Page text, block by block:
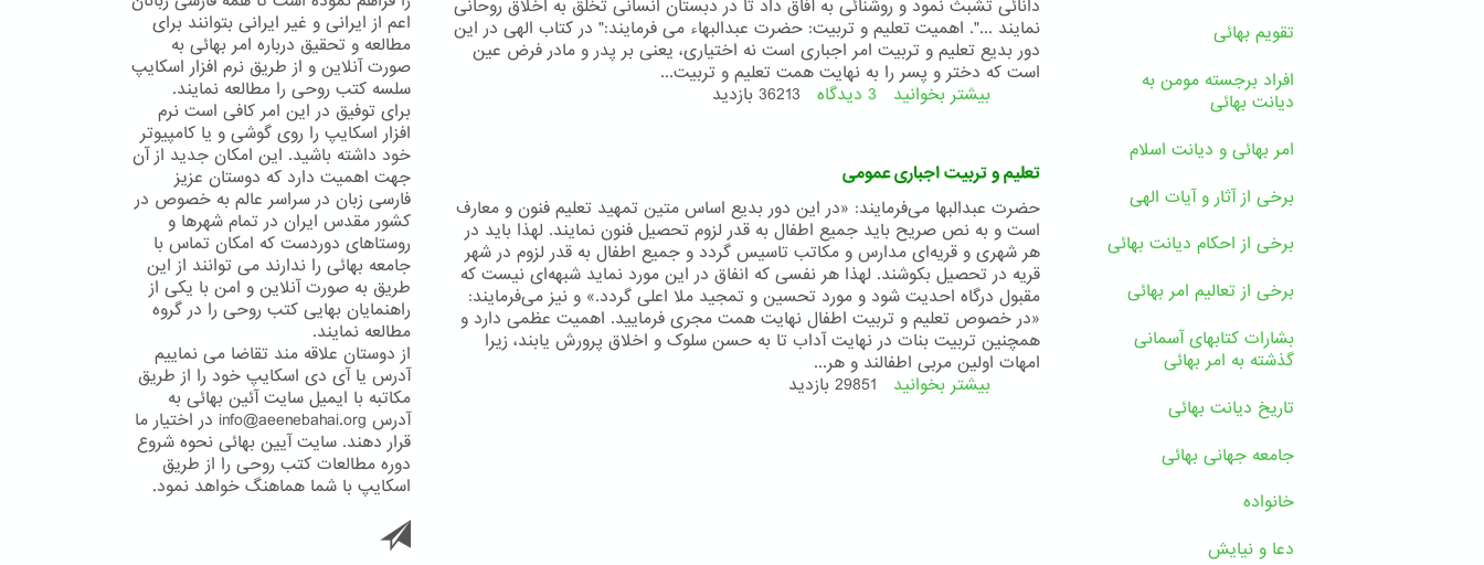
دانائی تشبث نمود و روشنائی به آفاق داد تا در دبستان انسانی تخلق به اخلاق روحانی
نمایند ...". اهمیت تعلیم و تربیت: حضرت عبدالبهاء می فرمایند:" در کتاب الهی در این
دور بدیع تعلیم و تربیت امر اجباری است نه اختیاری، یعنی بر پدر و مادر فرض عین
است که دختر و پسر را به نهایت همت تعلیم و تربیت...
بیشتر بخوانید درباره
تربیت
در
آئین
بهائی
3 دیدگاه 36213 بازدید
تعلیم و تربیت اجباری عمومی
حضرت عبدالبها می‌فرمایند: «در این دور بدیع اساس متین تمهید تعلیم فنون و معارف
است و به نص صریح باید جمیع اطفال به قدر لزوم تحصیل فنون نمایند. لهذا باید در
هر شهری و قریه‌ای مدارس و مکاتب تاسیس گردد و جمیع اطفال به قدر لزوم در شهر
قریه در تحصیل بکوشند. لهذا هر نفسی که انفاق در این مورد نماید شبهه‌ای نیست که
مقبول درگاه احدیت شود و مورد تحسین و تمجید ملا اعلی گردد.» و نیز می‌فرمایند:
«در خصوص تعلیم و تربیت اطفال نهایت همت مجری فرمایید. اهمیت عظمی دارد و
همچنین تربیت بنات در نهایت آداب تا به حسن سلوک و اخلاق پرورش یابند، زیرا
امهات اولین مربی اطفالند و هر...
بیشتر بخوانید درباره
29851 بازدید
اعم از ایرانی و غیر ایرانی بتوانند برای
مطالعه و تحقیق درباره امر بهائی به
صورت آنلاین و از طریق نرم افزار اسکایپ
سلسه کتب روحی را مطالعه نمایند.
برای توفیق در این امر کافی است نرم
افزار اسکایپ را روی گوشی و یا کامپیوتر
خود داشته باشید. این امکان جدید از آن
جهت اهمیت دارد که دوستان عزیز
فارسی زبان در سراسر عالم به خصوص در
کشور مقدس ایران در تمام شهرها و
روستاهای دوردست که امکان تماس با
جامعه بهائی را ندارند می توانند از این
طریق به صورت آنلاین و امن با یکی از
راهنمایان بهایی کتب روحی را در گروه
مطالعه نمایند.
از دوستان علاقه مند تقاضا می نماییم
آدرس یا آی دی اسکایپ خود را از طریق
مکاتبه با ایمیل سایت آئین بهائی به
آدرس info@aeenebahai.org در اختیار ما
قرار دهند. سایت آیین بهائی نحوه شروع
دوره مطالعات کتب روحی را از طریق
اسکایپ با شما هماهنگ خواهد نمود.
تقویم بهائی
افراد برجسته مومن به
دیانت بهائی
امر بهائی و دیانت اسلام
برخی از آثار و آیات الهی
برخی از احکام دیانت بهائی
برخی از تعالیم امر بهائی
بشارات کتابهای آسمانی
گذشته به امر بهائی
تاریخ دیانت بهائی
جامعه جهانی بهائی
خانواده
دعا و نیایش